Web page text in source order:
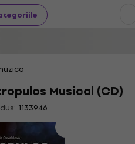
Musical (CD)
1133946